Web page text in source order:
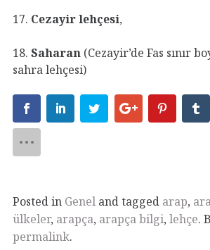
17. Cezayir lehçesi,
18. Saharan (Cezayir’de Fas sınır
sahra lehçesi)
Posted in Genel and tagged arap,
ülkeler, arapça, arapça bilgi, lehçe.
permalink.